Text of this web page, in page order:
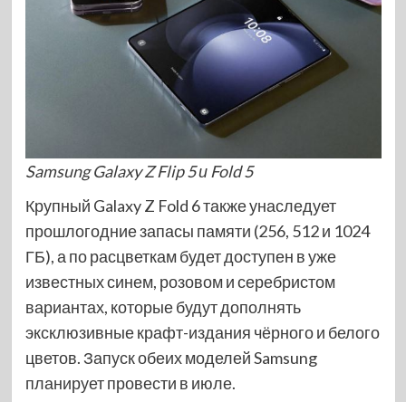
Samsung Galaxy Z Flip 5 и Fold 5
Крупный Galaxy Z Fold 6 также унаследует
прошлогодние запасы памяти (256, 512 и 1024
ГБ), а по расцветкам будет доступен в уже
известных синем, розовом и серебристом
вариантах, которые будут дополнять
эксклюзивные крафт-издания чёрного и белого
цветов. Запуск обеих моделей Samsung
планирует провести в июле.